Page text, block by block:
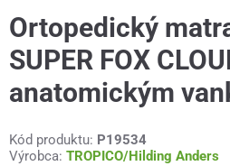
Ortopedický
SUPER FOX
anatomickým
Kód produktu: P19534
Výrobca: TROPICO/Hilding Anders